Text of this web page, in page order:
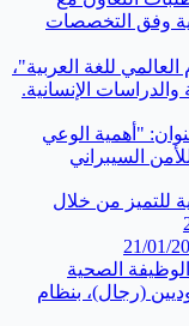
وفق التخصصات
للغة العربية"،
والدراسات الإنسانية.
"أهمية الوعي
السيبراني
للتميز من خلال
21/01/
الصحية
(رجال)، بنظام